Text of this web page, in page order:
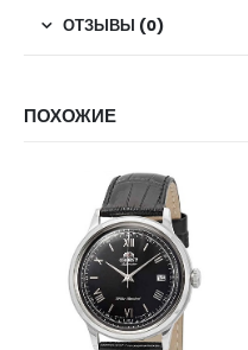
ОТЗЫВЫ (0)
ПОХОЖИЕ